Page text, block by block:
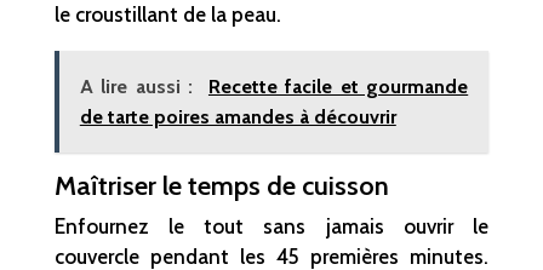
le croustillant de la peau.
A lire aussi :
Recette facile et gourmande
de tarte poires amandes à découvrir
Maîtriser le temps de cuisson
Enfournez le tout sans jamais ouvrir le
couvercle pendant les 45 premières minutes.